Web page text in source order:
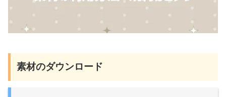
素材のダウンロード